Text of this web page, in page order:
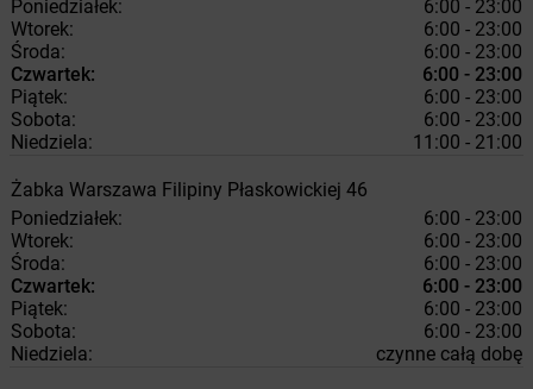
Poniedziałek:
6:00 - 23:00
Wtorek:
6:00 - 23:00
Środa:
6:00 - 23:00
Czwartek:
6:00 - 23:00
Piątek:
6:00 - 23:00
Sobota:
6:00 - 23:00
Niedziela:
11:00 - 21:00
Żabka Warszawa Filipiny Płaskowickiej 46
Poniedziałek:
6:00 - 23:00
Wtorek:
6:00 - 23:00
Środa:
6:00 - 23:00
Czwartek:
6:00 - 23:00
Piątek:
6:00 - 23:00
Sobota:
6:00 - 23:00
Niedziela:
czynne całą dobę